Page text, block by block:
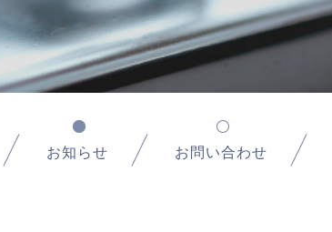
お知らせ お問い合わせ